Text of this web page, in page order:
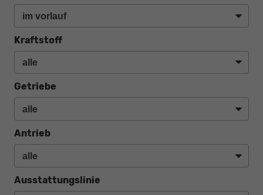
Kraftstoff
Getriebe
Antrieb
Ausstattungslinie